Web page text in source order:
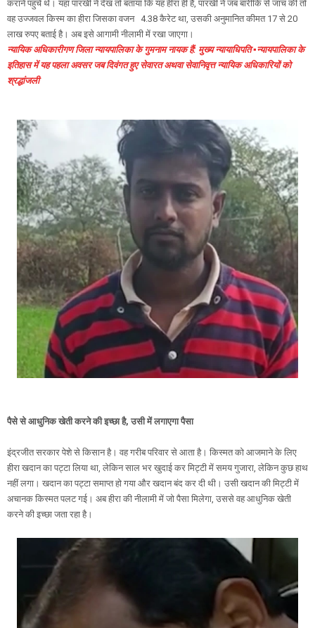
कराने पहुंचे थे। यहां पारखी ने देख तो बताया कि यह हीरा ही है, पारखी ने जब बारीकि से जांच की तो
वह उज्जवल किस्म का हीरा जिसका वजन 4.38 कैरेट था, उसकी अनुमानित कीमत 17 से 20
लाख रुपए बताई है। अब इसे आगामी नीलामी में रखा जाएगा।
न्यायिक अधिकारीगण जिला न्यायपालिका के गुमनाम नायक हैं: मुख्य न्यायाधिपति ▪️न्यायपालिका के
इतिहास में यह पहला अवसर जब दिवंगत हुए सेवारत अथवा सेवानिवृत्त न्यायिक अधिकारियों को
श्रद्धांजली
पैसे से आधुनिक खेती करने की इच्छा है, उसी में लगाएगा पैसा
इंद्रजीत सरकार पेशे से किसान है। वह गरीब परिवार से आता है। किस्मत को आजमाने के लिए
हीरा खदान का पट्टा लिया था, लेकिन साल भर खुदाई कर मिट्टी में समय गुजारा, लेकिन कुछ हाथ
नहीं लगा। खदान का पट्टा समाप्त हो गया और खदान बंद कर दी थी। उसी खदान की मिट्टी में
अचानक किस्मत पलट गई। अब हीरा की नीलामी में जो पैसा मिलेगा, उससे वह आधुनिक खेती
करने की इच्छा जता रहा है।